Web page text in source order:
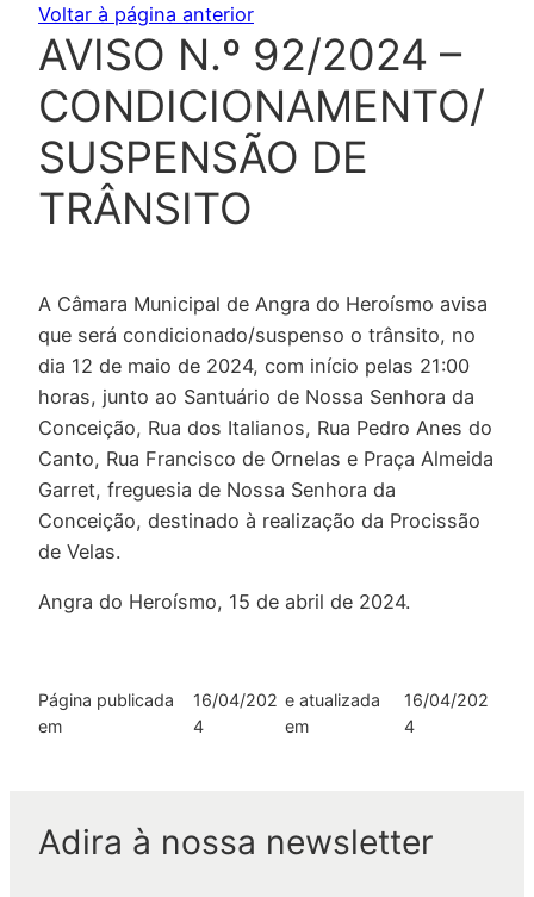
Voltar à página anterior
AVISO N.º 92/2024 –
CONDICIONAMENTO/
SUSPENSÃO DE
TRÂNSITO
A Câmara Municipal de Angra do Heroísmo avisa
que será condicionado/suspenso o trânsito, no
dia 12 de maio de 2024, com início pelas 21:00
horas, junto ao Santuário de Nossa Senhora da
Conceição, Rua dos Italianos, Rua Pedro Anes do
Canto, Rua Francisco de Ornelas e Praça Almeida
Garret, freguesia de Nossa Senhora da
Conceição, destinado à realização da Procissão
de Velas.
Angra do Heroísmo, 15 de abril de 2024.
Página publicada
em
16/04/202
4
e atualizada
em
16/04/202
4
Adira à nossa newsletter